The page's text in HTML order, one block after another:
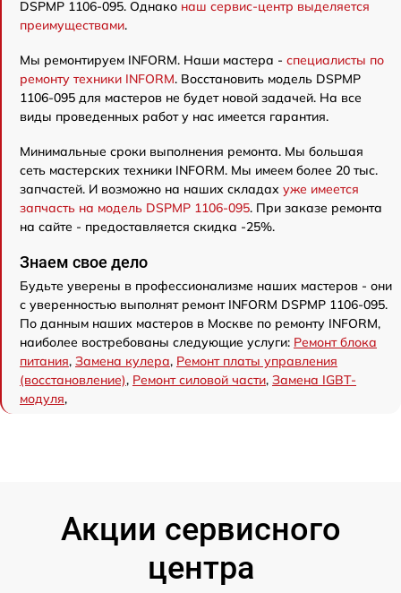
DSPMP 1106-095. Однако наш сервис-центр выделяется
преимуществами.
Мы ремонтируем INFORM. Наши мастера - специалисты по
ремонту техники INFORM. Восстановить модель DSPMP
1106-095 для мастеров не будет новой задачей. На все
виды проведенных работ у нас имеется гарантия.
Минимальные сроки выполнения ремонта. Мы большая
сеть мастерских техники INFORM. Мы имеем более 20 тыс.
запчастей. И возможно на наших складах уже имеется
запчасть на модель DSPMP 1106-095. При заказе ремонта
на сайте - предоставляется скидка -25%.
Знаем свое дело
Будьте уверены в профессионализме наших мастеров - они
с уверенностью выполнят ремонт INFORM DSPMP 1106-095.
По данным наших мастеров в Москве по ремонту INFORM,
наиболее востребованы следующие услуги: Ремонт блока
питания, Замена кулера, Ремонт платы управления
(восстановление), Ремонт силовой части, Замена IGBT-
модуля,
Акции сервисного
центра